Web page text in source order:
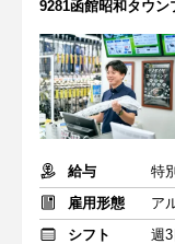
9281函館昭和タウン
給与
雇用形態
ア
シフト
週